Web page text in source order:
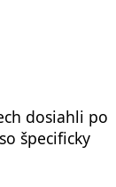
dosiahli po
so špecificky